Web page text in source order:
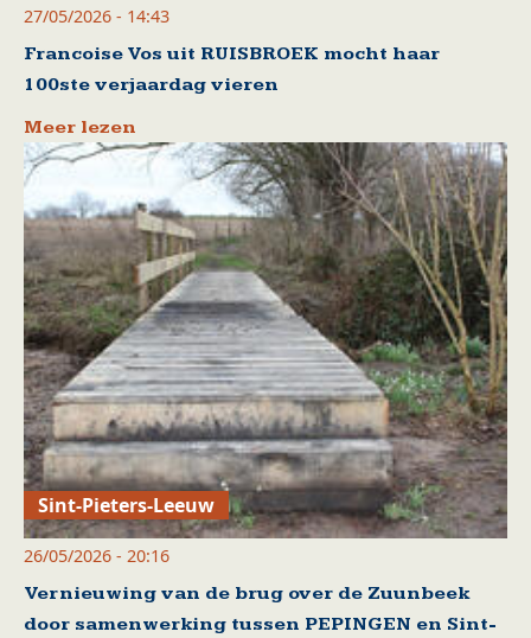
27/05/2026 - 14:43
Francoise Vos uit RUISBROEK mocht haar
100ste verjaardag vieren
Meer lezen
Sint-Pieters-Leeuw
26/05/2026 - 20:16
Vernieuwing van de brug over de Zuunbeek
door samenwerking tussen PEPINGEN en Sint-